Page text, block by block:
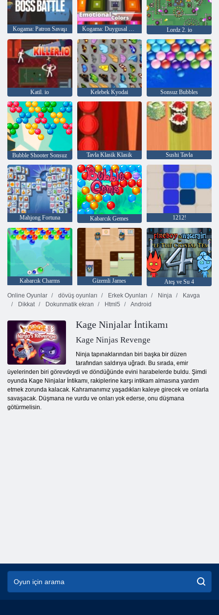
Kogama: Patron Savaşı Kogama: Duygusal Renkler Lordz 2. io
Katil. io Kelebek Kyodai Sonsuz Bubbles
Bubble Shooter Sonsuz Tavla Klasik Klasik Sushi Tavla
Mahjong Fortuna Kabarcık Gemes 1212!
Kabarcık Charms Gizemli James
Ateş ve Su 4
Online Oyunlar
dövüş oyunları Erkek Oyunları Ninja
Kavga
Dikkat
Dokunmatik ekran Html5 Android
Kage Ninjalar İntikamı
Kage Ninjas Revenge
Ninja tapınaklarından biri başka bir düzen
tarafından saldırıya uğradı. Bu sırada, emir
üyelerinden biri görevdeydi ve döndüğünde evini harabelerde buldu. Şimdi
oyunda Kage Ninjalar İntikamı, rakiplerine karşı intikam almasına yardım
etmek zorunda kalacak. Kahramanımız yaşadıkları kaleye girecek ve onlarla
savaşacak. Düşmana ne vurdu ve onları yok ederse, onu düşmana
götürmelisin.